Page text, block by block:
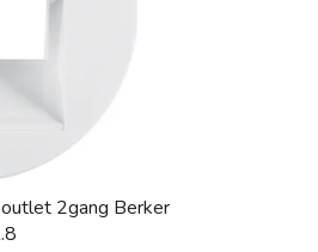
2gang Berker